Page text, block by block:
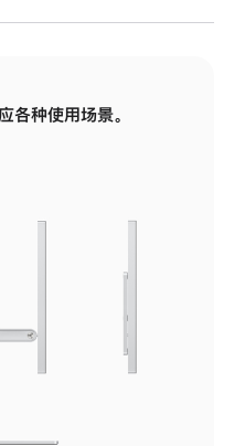
各种使用场景。